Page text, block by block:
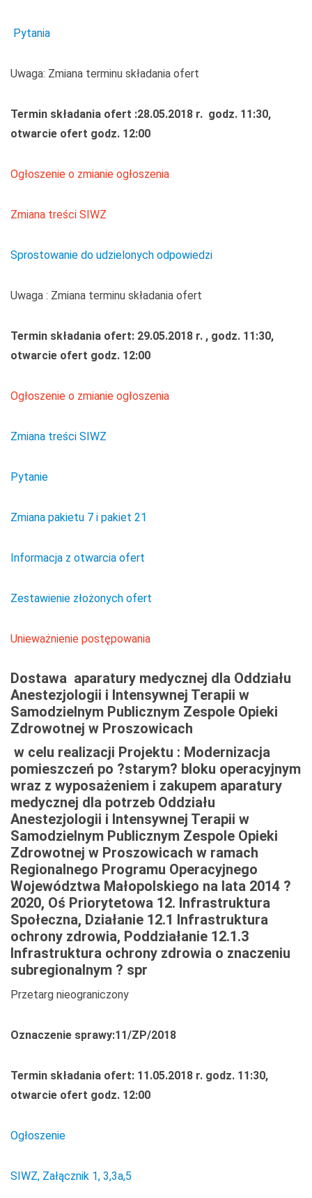
Pytania
Uwaga: Zmiana terminu składania ofert
Termin składania ofert :28.05.2018 r. godz. 11:30,
otwarcie ofert godz. 12:00
Ogłoszenie o zmianie ogłoszenia
Zmiana treści SIWZ
Sprostowanie do udzielonych odpowiedzi
Uwaga : Zmiana terminu składania ofert
Termin składania ofert: 29.05.2018 r. , godz. 11:30,
otwarcie ofert godz. 12:00
Ogłoszenie o zmianie ogłoszenia
Zmiana treści SIWZ
Pytanie
Zmiana pakietu 7 i pakiet 21
Informacja z otwarcia ofert
Zestawienie złożonych ofert
Unieważnienie postępowania
Dostawa aparatury medycznej dla Oddziału
Anestezjologii i Intensywnej Terapii w
Samodzielnym Publicznym Zespole Opieki
Zdrowotnej w Proszowicach
w celu realizacji Projektu : Modernizacja
pomieszczeń po ?starym? bloku operacyjnym
wraz z wyposażeniem i zakupem aparatury
medycznej dla potrzeb Oddziału
Anestezjologii i Intensywnej Terapii w
Samodzielnym Publicznym Zespole Opieki
Zdrowotnej w Proszowicach w ramach
Regionalnego Programu Operacyjnego
Województwa Małopolskiego na lata 2014 ?
2020, Oś Priorytetowa 12. Infrastruktura
Społeczna, Działanie 12.1 Infrastruktura
ochrony zdrowia, Poddziałanie 12.1.3
Infrastruktura ochrony zdrowia o znaczeniu
subregionalnym ? spr
Przetarg nieograniczony
Oznaczenie sprawy:11/ZP/2018
Termin składania ofert: 11.05.2018 r. godz. 11:30,
otwarcie ofert godz. 12:00
Ogłoszenie
SIWZ, Załącznik 1, 3,3a,5